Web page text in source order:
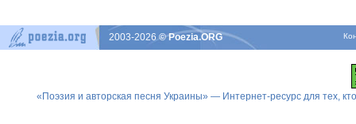
2003-2026© Poezia.ORG
«Поэзия и авторская песня Украины» — Интернет-ресурс для тех,